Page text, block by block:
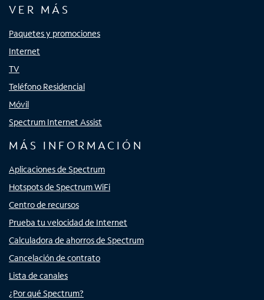
VER MÁS
Paquetes y promociones
Internet
TV
Teléfono Residencial
Móvil
Spectrum Internet Assist
MÁS INFORMACIÓN
Aplicaciones de Spectrum
Hotspots de Spectrum WiFi
Centro de recursos
Prueba tu velocidad de Internet
Calculadora de ahorros de Spectrum
Cancelación de contrato
Lista de canales
¿Por qué Spectrum?